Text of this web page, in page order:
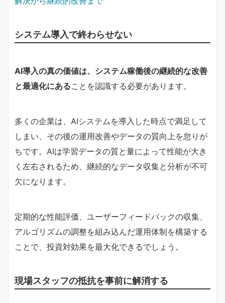
システム導入で終わらせない
AI導入の真の価値は、システム稼働後の継続的な改善
と最適化にあることを認識する必要があります。
多くの企業は、AIシステムを導入した時点で満足して
しまい、その後の運用改善やデータの質向上を怠りが
ちです。AIは学習データの質と量によって性能が大き
く左右されるため、継続的なデータ収集と分析が不可
欠になります。
定期的な性能評価、ユーザーフィードバックの収集、
アルゴリズムの調整を組み込んだ運用体制を構築する
ことで、投資対効果を最大化できるでしょう。
現場スタッフの抵抗を事前に解消する